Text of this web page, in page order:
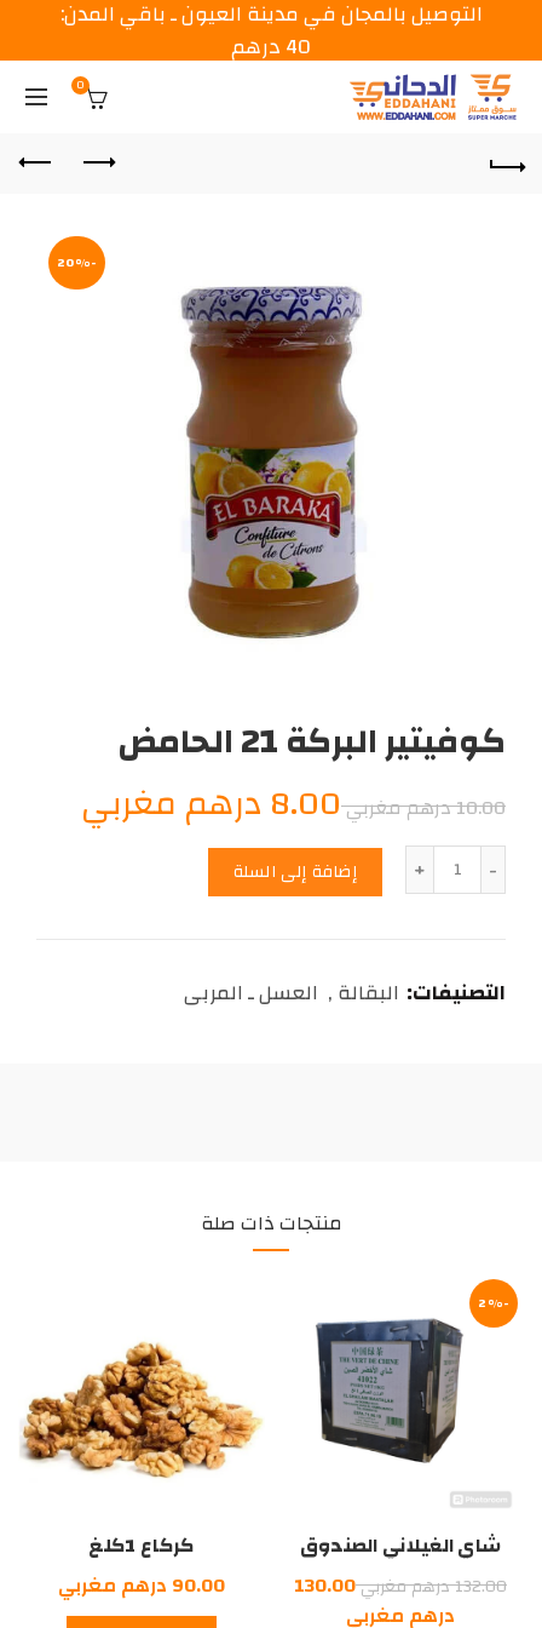
0
-20%
كوفيتير البركة 21 الحامض
10.00درهم مغربيالسعر
الأصلي
هو:
درهم
8.00درهم مغربي
الكمية إضافة إلى السلة
التصنيفات: البقالة, العسل ـ المربى
منتجات ذات صلة
-2%
شاي الغيلاني الصندوق
132.00درهم مغربيالسعر
الأصلي
130.00
درهم مغربي
كركاع 1كلغ
90.00 درهم مغربي
التوصيل بالمجان في مدينة العيون ـ باقي المدن:
40 درهم